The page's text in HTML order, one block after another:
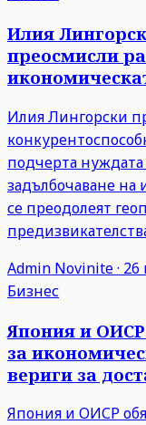
Илия
преосмисли
Илия Лингорски
подчерта
задълбочаване на
се преодолеят
Admin Novinite· 26
Бизнес
Япония и ОИСР
за
вериги за
Япония и ОИСР